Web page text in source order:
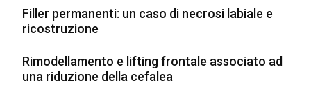
Filler permanenti: un caso di necrosi labiale e
ricostruzione
Rimodellamento e lifting frontale associato ad
una riduzione della cefalea